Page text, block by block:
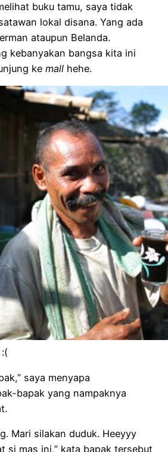
buku tamu, saya tidak
lokal disana. Yang ada
ataupun Belanda.
kebanyakan bangsa kita ini
ke mall hehe.
saya menyapa
bapak yang nampaknya
Mari silakan duduk. Heeyyy
si mas ini,” kata bapak tersebut